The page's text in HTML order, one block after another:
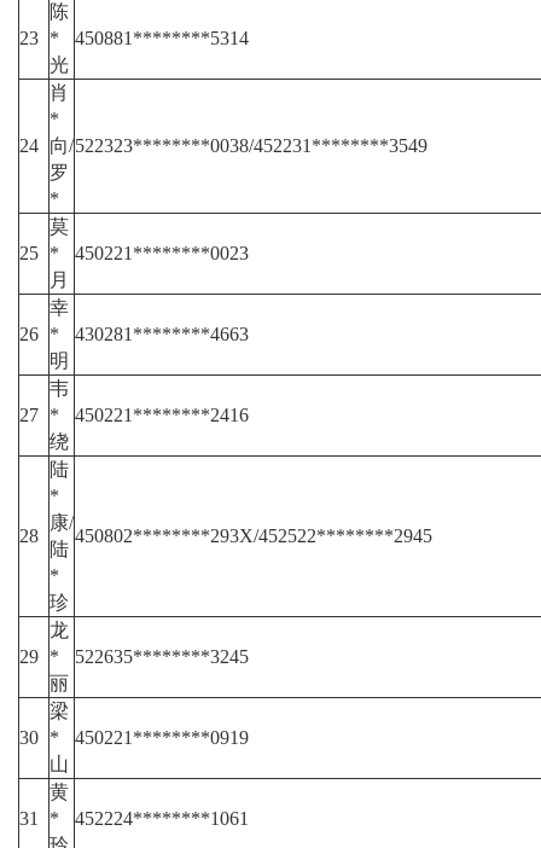
23
陈
*
光
450881********5314
24
肖
*
向/
罗
*
522323********0038/452231********3549
25
莫
*
月
450221********0023
26
幸
*
明
430281********4663
27
韦
*
绕
450221********2416
28
陆
*
康/
陆
*
珍
450802********293X/452522********2945
29
龙
*
丽
522635********3245
30
梁
*
山
450221********0919
31
黄
*
452224********1061